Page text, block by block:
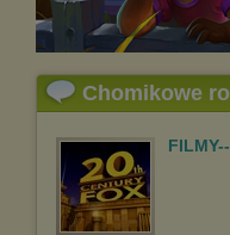
Chomikowe